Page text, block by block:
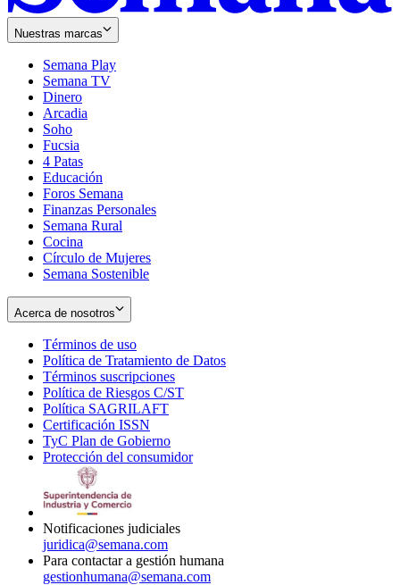
Nuestras marcas
Semana Play
Semana TV
Dinero
Arcadia
Soho
in
new
window
Fucsia
in
new
window
4 Patas
Educación
Foros Semana
Finanzas Personales
Semana Rural
Cocina
Círculo de Mujeres
Semana Sostenible
Acerca de nosotros
Términos de uso
in
new
window
Política de Tratamiento de Datos
Términos suscripciones
in
Política de Riesgos C/ST
Política SAGRILAFT
new
window
Certificación ISSN
in
new
TyC Plan de Gobierno
in
Protección del consumidorOpens
Notificaciones judiciales
juridica@semana.com
Para contactar a gestión humana
gestionhumana@semana.com